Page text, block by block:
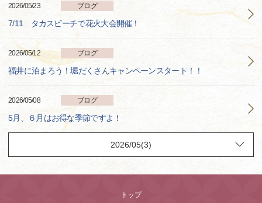
2026/05/23 ブログ
7/11 タカスビーチで花火大会開催！
2026/05/12 ブログ
福井に泊まろう！堀だくさんキャンペーンスタート！！
2026/05/08 ブログ
5月、６月はお得な季節ですよ！
トップ